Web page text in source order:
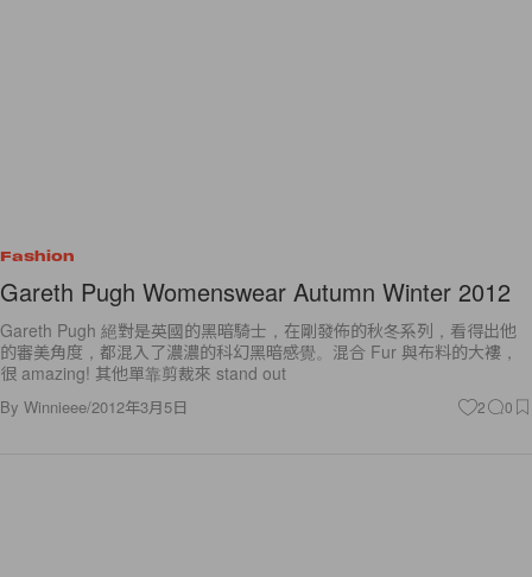
Fashion
Gareth Pugh Womenswear Autumn Winter 2012
Gareth Pugh 絕對是英國的黑暗騎士，在剛發佈的秋冬系列，看得出他
的審美角度，都混入了濃濃的科幻黑暗感覺。混合 Fur 與布料的大褸，
很 amazing! 其他單靠剪裁來 stand out
By Winnieee/2012年3月5日 2 0